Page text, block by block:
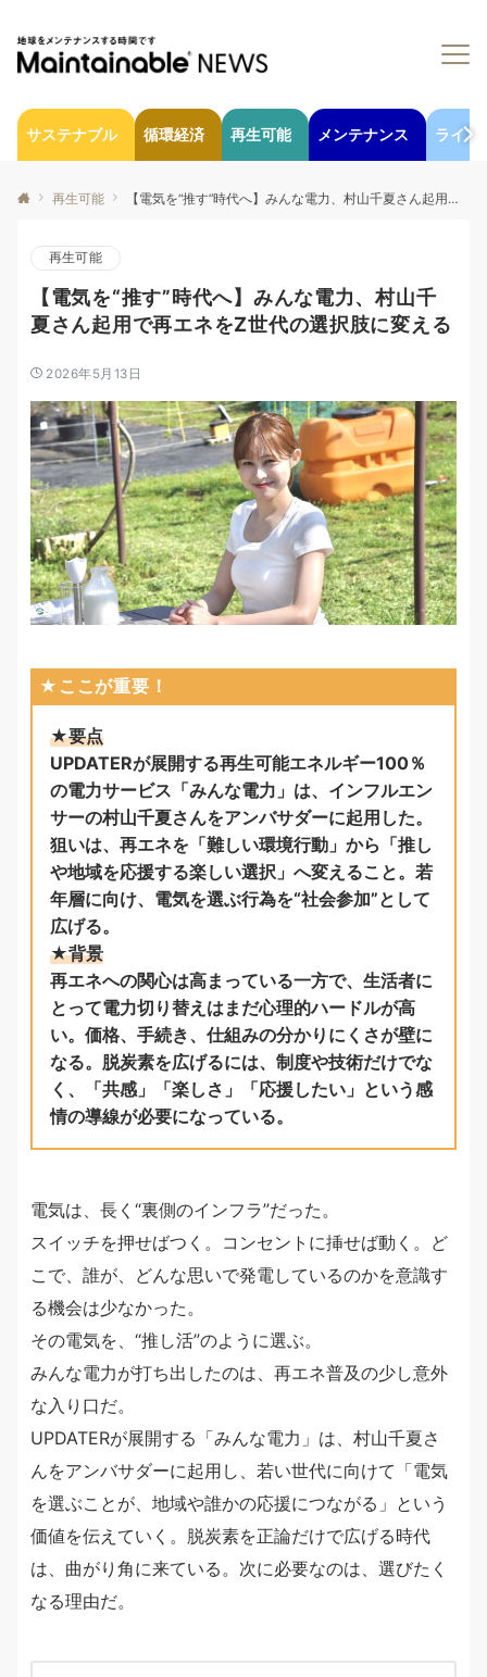
サステナブル 循環経済 再生可能 メンテナンス ライフ
再生可能 【電気を“推す”時代へ】みんな電力、村山千夏さん起用で再エネをZ世代の選択肢に変える
再生可能
【電気を“推す”時代へ】みんな電力、村山千
夏さん起用で再エネをZ世代の選択肢に変える
2026年5月13日
★ここが重要！
★要点
UPDATERが展開する再生可能エネルギー100％
の電力サービス「みんな電力」は、インフルエン
サーの村山千夏さんをアンバサダーに起用した。
狙いは、再エネを「難しい環境行動」から「推し
や地域を応援する楽しい選択」へ変えること。若
年層に向け、電気を選ぶ行為を“社会参加”として
広げる。
★背景
再エネへの関心は高まっている一方で、生活者に
とって電力切り替えはまだ心理的ハードルが高
い。価格、手続き、仕組みの分かりにくさが壁に
なる。脱炭素を広げるには、制度や技術だけでな
く、「共感」「楽しさ」「応援したい」という感
情の導線が必要になっている。
電気は、長く“裏側のインフラ”だった。
スイッチを押せばつく。コンセントに挿せば動く。ど
こで、誰が、どんな思いで発電しているのかを意識す
る機会は少なかった。
その電気を、“推し活”のように選ぶ。
みんな電力が打ち出したのは、再エネ普及の少し意外
な入り口だ。
UPDATERが展開する「みんな電力」は、村山千夏さ
んをアンバサダーに起用し、若い世代に向けて「電気
を選ぶことが、地域や誰かの応援につながる」という
価値を伝えていく。脱炭素を正論だけで広げる時代
は、曲がり角に来ている。次に必要なのは、選びたく
なる理由だ。